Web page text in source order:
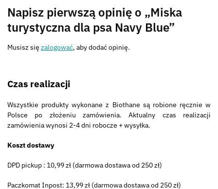
Napisz pierwszą opinię o „Miska
turystyczna dla psa Navy Blue”
Musisz się zalogować, aby dodać opinię.
Czas realizacji
Wszystkie produkty wykonane z Biothane są robione ręcznie w
Polsce po złożeniu zamówienia. Aktualny czas realizacji
zamówienia wynosi 2-4 dni robocze + wysyłka.
Koszt dostawy
DPD pickup : 10,99 zł (darmowa dostawa od 250 zł)
Paczkomat Inpost: 13,99 zł (darmowa dostawa od 250 zł)